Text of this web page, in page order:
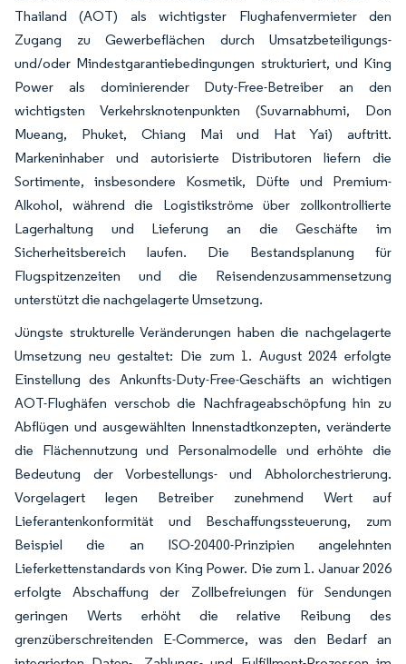
Thailand (AOT) als wichtigster Flughafenvermieter den
Zugang zu Gewerbeflächen durch Umsatzbeteiligungs-
und/oder Mindestgarantiebedingungen strukturiert, und King
Power als dominierender Duty-Free-Betreiber an den
wichtigsten Verkehrsknotenpunkten (Suvarnabhumi, Don
Mueang, Phuket, Chiang Mai und Hat Yai) auftritt.
Markeninhaber und autorisierte Distributoren liefern die
Sortimente, insbesondere Kosmetik, Düfte und Premium-
Alkohol, während die Logistikströme über zollkontrollierte
Lagerhaltung und Lieferung an die Geschäfte im
Sicherheitsbereich laufen. Die Bestandsplanung für
Flugspitzenzeiten und die Reisendenzusammensetzung
unterstützt die nachgelagerte Umsetzung.
Jüngste strukturelle Veränderungen haben die nachgelagerte
Umsetzung neu gestaltet: Die zum 1. August 2024 erfolgte
Einstellung des Ankunfts-Duty-Free-Geschäfts an wichtigen
AOT-Flughäfen verschob die Nachfrageabschöpfung hin zu
Abflügen und ausgewählten Innenstadtkonzepten, veränderte
die Flächennutzung und Personalmodelle und erhöhte die
Bedeutung der Vorbestellungs- und Abholorchestrierung.
Vorgelagert legen Betreiber zunehmend Wert auf
Lieferantenkonformität und Beschaffungssteuerung, zum
Beispiel die an ISO-20400-Prinzipien angelehnten
Lieferkettenstandards von King Power. Die zum 1. Januar 2026
erfolgte Abschaffung der Zollbefreiungen für Sendungen
geringen Werts erhöht die relative Reibung des
grenzüberschreitenden E-Commerce, was den Bedarf an